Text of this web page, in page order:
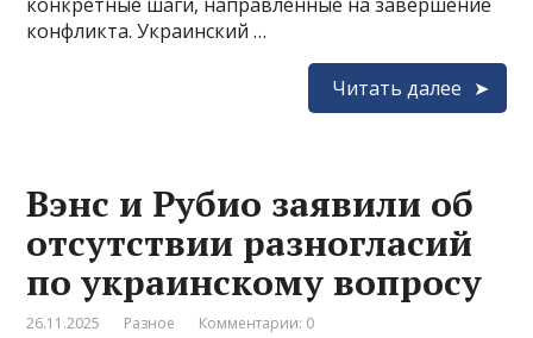
конфликта. Украинский …
Читать далее
Вэнс и Рубио заявили об
отсутствии разногласий
по украинскому вопросу
26.11.2025 Разное Комментарии: 0